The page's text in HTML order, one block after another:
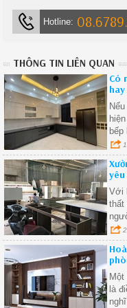
Hotline:
THÔNG TIN LIÊN QUAN
Có
yêu
Với
thất
là